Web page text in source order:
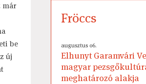
már
be
új
Fröccs
augusztus 06.
Elhunyt Garamvári
magyar
meghatározó alakja